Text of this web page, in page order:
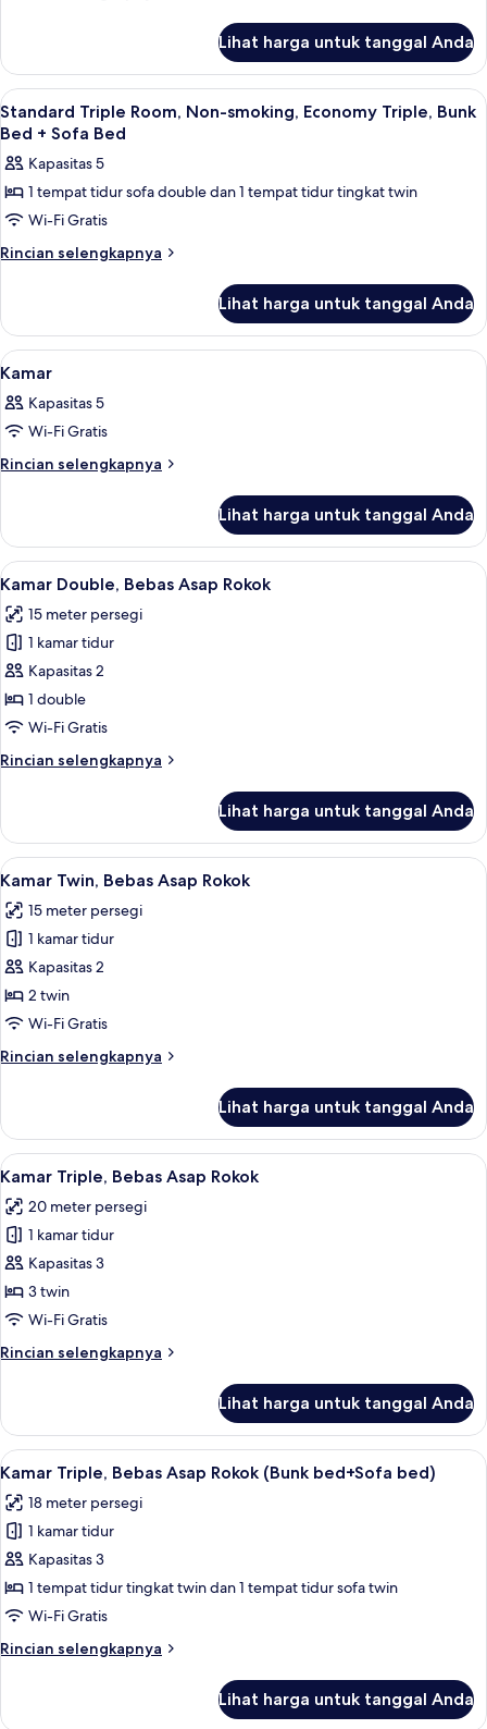
smoking
Double
Room
Standard
Double
Room,
Non-
Double
Room
Lihat harga untuk tanggal Anda
Lihat
semua
foto
untuk
Standard
Triple
Room,
Economy
Triple,
Bunk
Bed
+
Bed
Setrika/meja setrika, Wi-Fi gratis,
2
Standard Triple Room, Non-smoking, Economy Triple, Bunk
Bed + Sofa Bed
Kapasitas 5
1 tempat tidur sofa double dan 1 tempat tidur tingkat twin
Wi-Fi Gratis
Rincian selengkapnya
Rincian
Standard
Triple
Room,
smoking,
Economy
Bunk
Bed
Lihat harga untuk tanggal Anda
Lihat
semua
foto
untuk
Kamar
Setrika/meja setrika, Wi-Fi gratis,
2
Kamar
Kapasitas 5
Wi-Fi Gratis
Rincian selengkapnya
Rincian
Kamar
Lihat harga untuk tanggal Anda
Lihat
semua
foto
untuk
Kamar
Double,
Bebas
Rokok
Kamar Double, Bebas Asap Rokok |
10
Kamar Double, Bebas Asap Rokok
15 meter persegi
1 kamar tidur
Kapasitas 2
1 double
Wi-Fi Gratis
Rincian selengkapnya
Rincian
Kamar
Double,
Bebas
Rokok
Lihat harga untuk tanggal Anda
Lihat
semua
foto
untuk
Kamar
Twin,
Bebas
Rokok
Kamar Twin, Bebas Asap Rokok |
11
Kamar Twin, Bebas Asap Rokok
15 meter persegi
1 kamar tidur
Kapasitas 2
2 twin
Wi-Fi Gratis
Rincian selengkapnya
Rincian
Kamar
Twin,
Bebas
Rokok
Lihat harga untuk tanggal Anda
Lihat
semua
foto
untuk
Kamar
Triple,
Bebas
Rokok
Setrika/meja setrika, Wi-Fi gratis,
10
Kamar Triple, Bebas Asap Rokok
20 meter persegi
1 kamar tidur
Kapasitas 3
3 twin
Wi-Fi Gratis
Rincian selengkapnya
Rincian
Kamar
Triple,
Bebas
Rokok
Lihat harga untuk tanggal Anda
Lihat
semua
foto
untuk
Kamar
Triple,
Bebas
Rokok
Setrika/meja setrika, Wi-Fi gratis,
11
Kamar Triple, Bebas Asap Rokok (Bunk bed+Sofa bed)
18 meter persegi
1 kamar tidur
Kapasitas 3
1 tempat tidur tingkat twin dan 1 tempat tidur sofa twin
Wi-Fi Gratis
Rincian selengkapnya
Rincian
Lihat harga untuk tanggal Anda